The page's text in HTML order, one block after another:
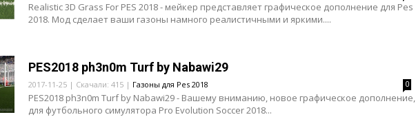
Realistic 3D Grass For PES 2018 - мейкер представляет графическое дополнение для Pes
2018. Мод сделает ваши газоны намного реалистичными и яркими....
PES2018 ph3n0m Turf by Nabawi29
2017-11-25 | Скачали: 415 | Газоны для Pes 2018 0
PES2018 ph3n0m Turf by Nabawi29 - Вашему вниманию, новое графическое дополнение,
для футбольного симулятора Pro Evolution Soccer 2018...